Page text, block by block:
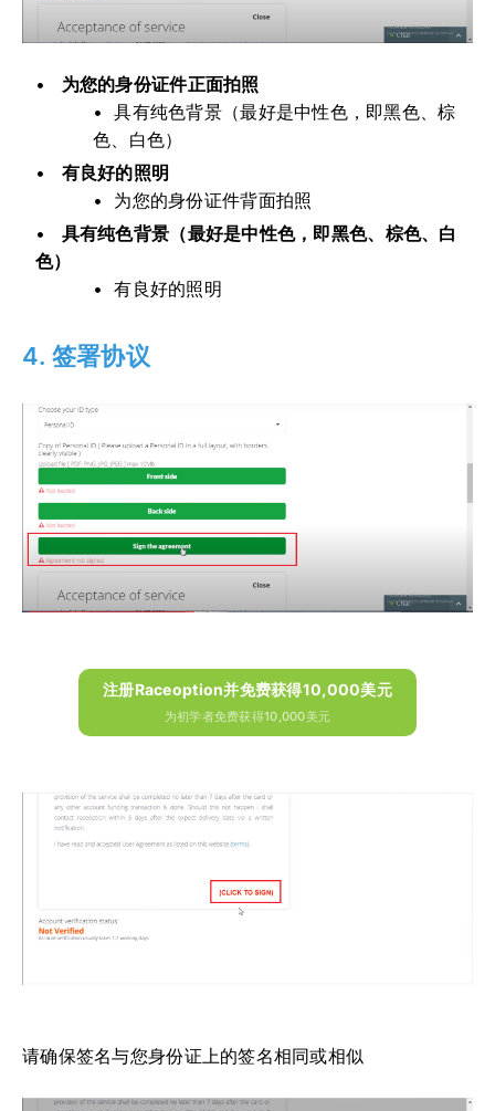
为您的身份证件正面拍照
具有纯色背景（最好是中性色，即黑色、棕
色、白色）
有良好的照明
为您的身份证件背面拍照
具有纯色背景（最好是中性色，即黑色、棕色、白
色）
有良好的照明
4. 签署协议
注册Raceoption并免费获得10,000美元
为初学者免费获得10,000美元
请确保签名与您身份证上的签名相同或相似